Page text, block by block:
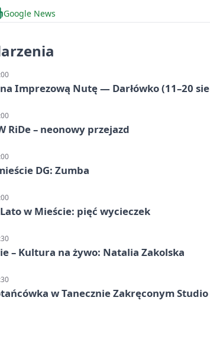
Google News
Imprezową Nutę — Darłówko (11–20
RiDe – neonowy przejazd
DG: Zumba
w Mieście: pięć wycieczek
– Kultura na żywo: Natalia Zakolska
w Tanecznie Zakręconym